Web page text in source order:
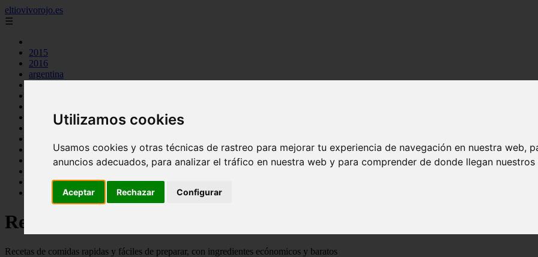
Utilizamos cookies
Usamos cookies y otras técnicas de rastreo para mejorar tu experiencia de navegación en nuestra web,
anuncios adecuados, para analizar el tráfico en nuestra web y para comprender de donde llegan nuestros
Aceptar Rechazar Configurar
eltiovivorojo.es
☰
2015
2016
argentina
huevos
mariscos
postres
producto
venezuela
Recetas faciles y rápidas
Recetas de comidas rapidas y fáciles de preparar, con ingredientes ecónomicos y baratos